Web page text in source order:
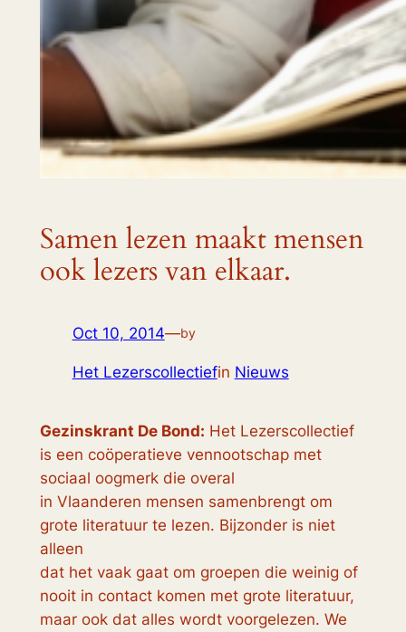
Samen lezen maakt mensen
ook lezers van elkaar.
Oct 10, 2014—by
Het Lezerscollectiefin Nieuws
Gezinskrant De Bond: Het Lezerscollectief
is een coöperatieve vennootschap met
sociaal oogmerk die overal
in Vlaanderen mensen samenbrengt om
grote literatuur te lezen. Bijzonder is niet
alleen
dat het vaak gaat om groepen die weinig of
nooit in contact komen met grote literatuur,
maar ook dat alles wordt voorgelezen. We